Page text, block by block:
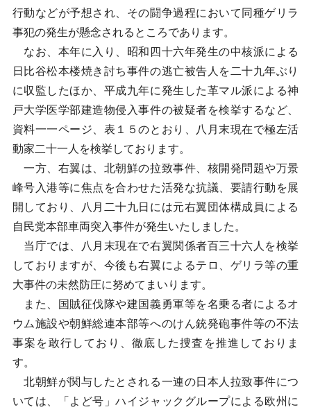
行動などが予想され、その闘争過程において同種ゲリラ
事犯の発生が懸念されるところであります。
なお、本年に入り、昭和四十六年発生の中核派による
日比谷松本楼焼き討ち事件の逃亡被告人を二十九年ぶり
に収監したほか、平成九年に発生した革マル派による神
戸大学医学部建造物侵入事件の被疑者を検挙するなど、
資料一一ページ、表１５のとおり、八月末現在で極左活
動家二十一人を検挙しております。
一方、右翼は、北朝鮮の拉致事件、核開発問題や万景
峰号入港等に焦点を合わせた活発な抗議、要請行動を展
開しており、八月二十九日には元右翼団体構成員による
自民党本部車両突入事件が発生いたしました。
当庁では、八月末現在で右翼関係者百三十六人を検挙
しておりますが、今後も右翼によるテロ、ゲリラ等の重
大事件の未然防圧に努めてまいります。
また、国賊征伐隊や建国義勇軍等を名乗る者によるオ
ウム施設や朝鮮総連本部等へのけん銃発砲事件等の不法
事案を敢行しており、徹底した捜査を推進しておりま
す。
北朝鮮が関与したとされる一連の日本人拉致事件につ
いては、「よど号」ハイジャックグループによる欧州に